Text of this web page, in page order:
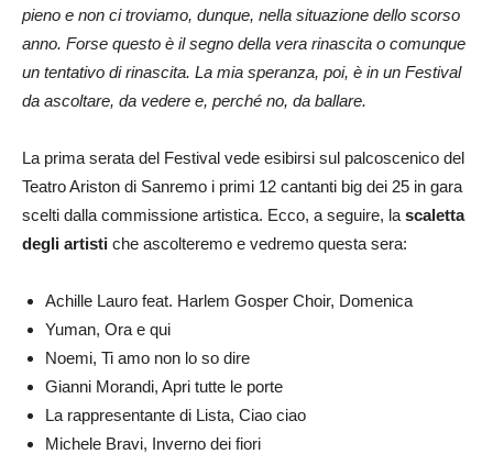
pieno e non ci troviamo, dunque, nella situazione dello scorso
anno. Forse questo è il segno della vera rinascita o comunque
un tentativo di rinascita. La mia speranza, poi, è in un Festival
da ascoltare, da vedere e, perché no, da ballare.
La prima serata del Festival vede esibirsi sul palcoscenico del
Teatro Ariston di Sanremo i primi 12 cantanti big dei 25 in gara
scelti dalla commissione artistica. Ecco, a seguire, la scaletta
degli artisti che ascolteremo e vedremo questa sera:
Achille Lauro feat. Harlem Gosper Choir, Domenica
Yuman, Ora e qui
Noemi, Ti amo non lo so dire
Gianni Morandi, Apri tutte le porte
La rappresentante di Lista, Ciao ciao
Michele Bravi, Inverno dei fiori